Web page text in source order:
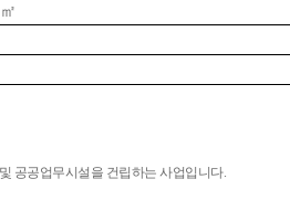
㎡
공공업무시설을 건립하는 사업입니다.